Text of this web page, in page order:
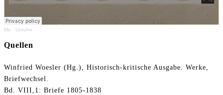
Mo · Unruhe
Quellen
Winfried Woesler (Hg.), Historisch-kritische Ausgabe. Werke,
Briefwechsel.
Bd. VIII,1: Briefe 1805-1838